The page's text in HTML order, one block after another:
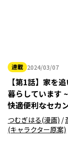
連載 2024/03/07
2024年03月07日
【第1話】 家を
暮らしています
快適便利なセカ
つむぎはる(漫画) /
(キャラクター原案)